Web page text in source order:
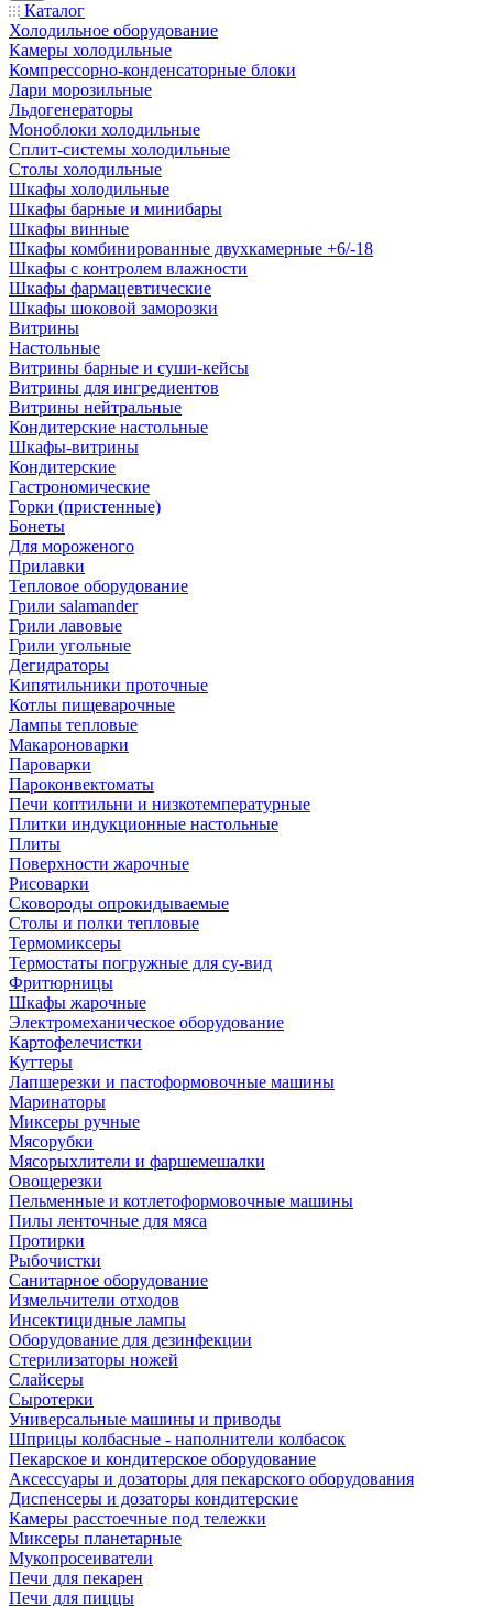
Каталог
Холодильное оборудование
Камеры холодильные
Компрессорно-конденсаторные блоки
Лари морозильные
Льдогенераторы
Моноблоки холодильные
Сплит-системы холодильные
Столы холодильные
Шкафы холодильные
Шкафы барные и минибары
Шкафы винные
Шкафы комбинированные двухкамерные +6/-18
Шкафы с контролем влажности
Шкафы фармацевтические
Шкафы шоковой заморозки
Витрины
Настольные
Витрины барные и суши-кейсы
Витрины для ингредиентов
Витрины нейтральные
Кондитерские настольные
Шкафы-витрины
Кондитерские
Гастрономические
Горки (пристенные)
Бонеты
Для мороженого
Прилавки
Тепловое оборудование
Грили salamander
Грили лавовые
Грили угольные
Дегидраторы
Кипятильники проточные
Котлы пищеварочные
Лампы тепловые
Макароноварки
Пароварки
Пароконвектоматы
Печи коптильни и низкотемпературные
Плитки индукционные настольные
Плиты
Поверхности жарочные
Рисоварки
Сковороды опрокидываемые
Столы и полки тепловые
Термомиксеры
Термостаты погружные для су-вид
Фритюрницы
Шкафы жарочные
Электромеханическое оборудование
Картофелечистки
Куттеры
Лапшерезки и пастоформовочные машины
Маринаторы
Миксеры ручные
Мясорубки
Мясорыхлители и фаршемешалки
Овощерезки
Пельменные и котлетоформовочные машины
Пилы ленточные для мяса
Протирки
Рыбочистки
Санитарное оборудование
Измельчители отходов
Инсектицидные лампы
Оборудование для дезинфекции
Стерилизаторы ножей
Слайсеры
Сыротерки
Универсальные машины и приводы
Шприцы колбасные - наполнители колбасок
Пекарское и кондитерское оборудование
Аксессуары и дозаторы для пекарского оборудования
Диспенсеры и дозаторы кондитерские
Камеры расстоечные под тележки
Миксеры планетарные
Мукопросеиватели
Печи для пекарен
Печи для пиццы